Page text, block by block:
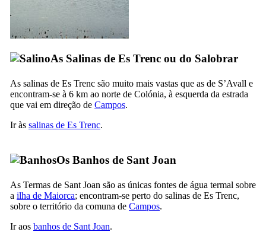
As Salinas de Es Trenc ou do Salobrar
As salinas de Es Trenc são muito mais vastas que as de S’Avall e
encontram-se à 6 km ao norte de Colónia, à esquerda da estrada
que vai em direção de Campos.
Ir às salinas de Es Trenc.
Os Banhos de Sant Joan
As Termas de Sant Joan são as únicas fontes de água termal sobre
a ilha de Maiorca; encontram-se perto do salinas de Es Trenc,
sobre o território da comuna de Campos.
Ir aos banhos de Sant Joan.